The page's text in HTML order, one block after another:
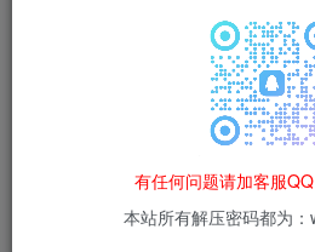
本站所有资源均为网络收集整理而
本站资源仅用于学习交流，
果由使用者自行承担。
有任何问题请加客服
本站所有解压密码都为